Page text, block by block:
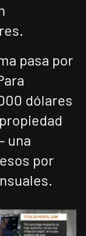
pasa por
dólares
una
por